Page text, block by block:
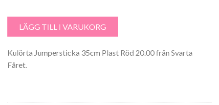
LÄGG TILL I VARUKORG
Kulörta Jumpersticka 35cm Plast Röd 20.00 från Svarta
Fåret.